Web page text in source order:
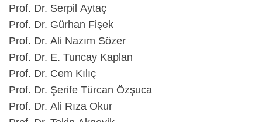
Prof. Dr. Serpil Aytaç
Prof. Dr. Gürhan Fişek
Prof. Dr. Ali Nazım Sözer
Prof. Dr. E. Tuncay Kaplan
Prof. Dr. Cem Kılıç
Prof. Dr. Şerife Türcan Özşuca
Prof. Dr. Ali Rıza Okur